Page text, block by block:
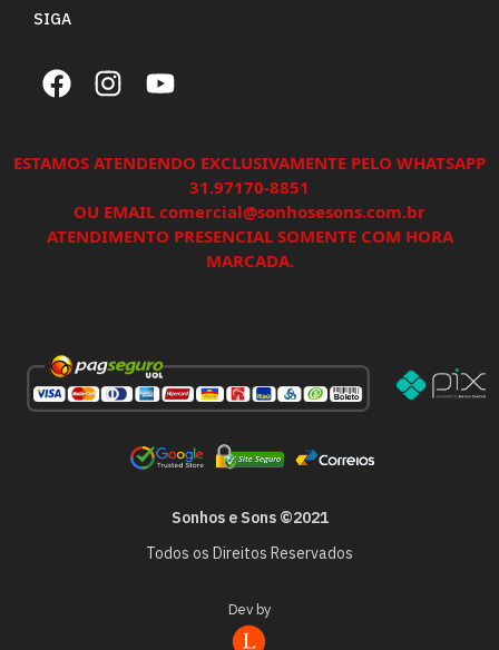
SIGA
ESTAMOS ATENDENDO EXCLUSIVAMENTE PELO WHATSAPP
31.97170-8851
OU EMAIL comercial@sonhosesons.com.br
ATENDIMENTO PRESENCIAL SOMENTE COM HORA
MARCADA.
Sonhos e Sons ©2021
Todos os Direitos Reservados
Dev by